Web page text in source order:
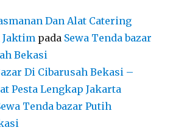
Dan Alat Catering
Jaktim pada Sewa Tenda bazar
Bekasi
Di Cibarusah Bekasi –
Pesta Lengkap Jakarta
Tenda bazar Putih